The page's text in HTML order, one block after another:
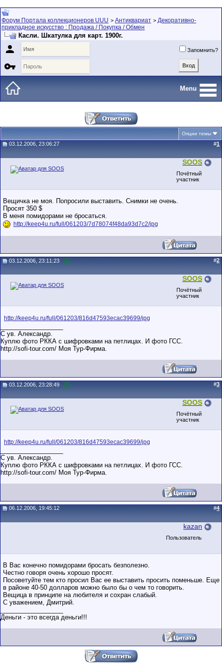
Форум Портала коллекционеров UUU > Антиквариат > Декоративно-
прикладное искусство : Продажа / Покупка / Обмен
Касли. Шкатулка для карт. 1900г.
 Запомнить?

Menu
Опции темы
03.12.2006, 23:06:27 #1
SOOS
Почётный
участник
Вещичка не моя. Попросили выставить. Снимки не очень.
Просят 350 $
В меня помидорами не бросаться.
http://keep4u.ru/full/061203/7d78074f48da93d7c2/jpg
03.12.2006, 23:11:23 #2
SOOS
Почётный
участник
http://keep4u.ru/full/061203/816d47593ecac39699/jpg
С ув. Александр.
Куплю фото РККА с шифровками на петлицах. И фото ГСС.
http://sofi-tour.com/ Моя Тур-Фирма.
03.12.2006, 23:28:49 #3
SOOS
Почётный
участник
http://keep4u.ru/full/061203/816d47593ecac39699/jpg
С ув. Александр.
Куплю фото РККА с шифровками на петлицах. И фото ГСС.
http://sofi-tour.com/ Моя Тур-Фирма.
06.12.2006, 19:45:12 #4
kazan
Пользователь
В Вас конечно помидорами бросать безполезно.
Честно говоря очень хорошо просят.
Посоветуйте тем кто просил Вас ее выставить просить поменьше. Еще
в районе 40-50 долларов можно было бы о чем то говорить.
Вещица в принципе на любителя и сохран слабый.
С уважением, Дмитрий.
Деньги - это всегда деньги!!!